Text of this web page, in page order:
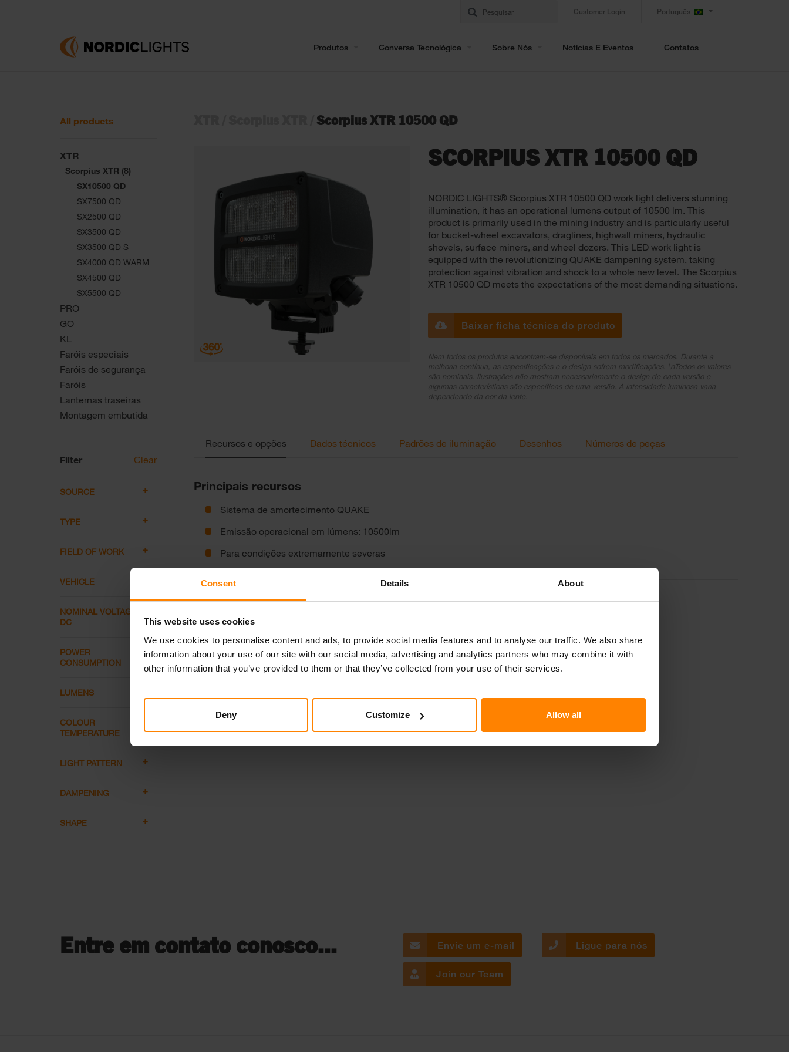
Consent Details About
This website uses cookies
We use cookies to personalise content and ads, to provide social media features and to analyse our traffic. We also share
information about your use of our site with our social media, advertising and analytics partners who may combine it with
other information that you’ve provided to them or that they’ve collected from your use of their services.
Deny Customize Allow all
Customer Login Português
Produtos Conversa Tecnológica Sobre Nós Notícias E Eventos Contatos
All products
XTR
Scorpius XTR (8)
SX10500 QD
SX7500 QD
SX2500 QD
SX3500 QD
SX3500 QD S
SX4000 QD WARM
SX4500 QD
SX5500 QD
PRO
GO
KL
Faróis especiais
Faróis de segurança
Faróis
Lanternas traseiras
Montagem embutida
Filter Clear
SOURCE
TYPE
FIELD OF WORK
VEHICLE
NOMINAL VOLTAGE
DC
POWER
CONSUMPTION
LUMENS
COLOUR
TEMPERATURE
LIGHT PATTERN
DAMPENING
SHAPE
Scorpius XTR 10500 QD
SCORPIUS XTR 10500 QD
NORDIC LIGHTS® Scorpius XTR 10500 QD work light delivers stunning
illumination, it has an operational lumens output of 10500 lm. This
product is primarily used in the mining industry and is particularly useful
for bucket-wheel excavators, draglines, highwall miners, hydraulic
shovels, surface miners, and wheel dozers. This LED work light is
equipped with the revolutionizing QUAKE dampening system, taking
protection against vibration and shock to a whole new level. The Scorpius
XTR 10500 QD meets the expectations of the most demanding situations.
Baixar ficha técnica do produto
Nem todos os produtos encontram-se disponíveis em todos os mercados. Durante a
melhoria contínua, as especificações e o design sofrem modificações. \nTodos os valores
são nominais. Ilustrações não mostram necessariamente o design de cada versão e
algumas características são específicas de uma versão. A intensidade luminosa varia
dependendo da cor da lente.
Recursos e opções Dados técnicos Padrões de iluminação Desenhos Números de peças
Principais recursos
Sistema de amortecimento QUAKE
Emissão operacional em lúmens: 10500lm
Para condições extremamente severas
Built-in Deutsch DT-2 (2-pin)
Entre em contato conosco... Envie um e-mail Ligue para nós
Join our Team